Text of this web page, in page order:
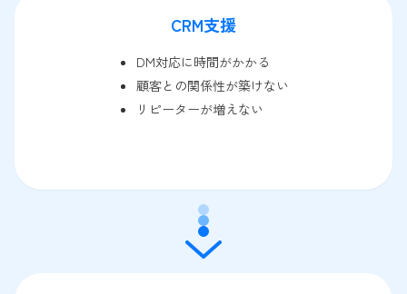
CRM支援
DM対応に時間がかかる
顧客との関係性が築けない
リピーターが増えない